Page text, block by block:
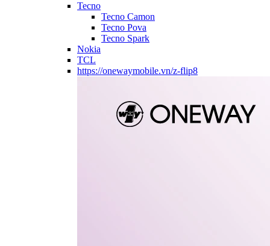
Tecno
Tecno Camon
Tecno Pova
Tecno Spark
Nokia
TCL
https://onewaymobile.vn/z-flip8